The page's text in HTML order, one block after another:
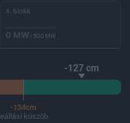
4. blokk
0 MW/ 500 MW
-127 cm
-134cm
leállási küszöb